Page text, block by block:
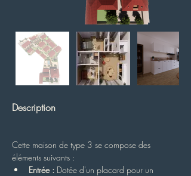
Description
Cette maison de type 3 se compose des
éléments suivants :
Entrée : Dotée d'un placard pour un